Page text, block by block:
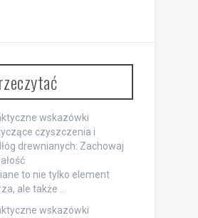
wskazówki
czyszczenia i
drewnianych: Zachowaj
to nie tylko element
ale także …
wskazówki